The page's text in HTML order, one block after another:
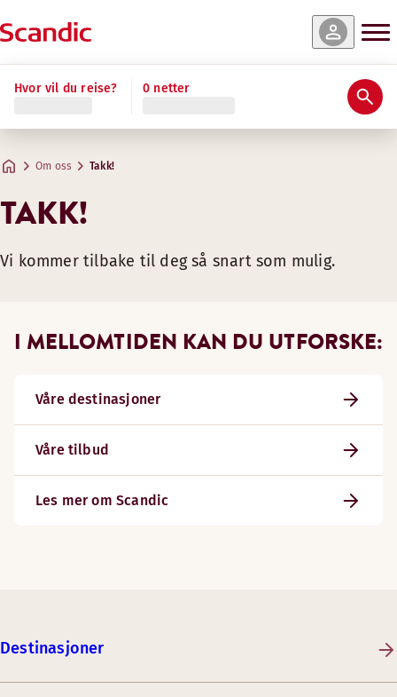
Hvor vil du reise? 0 netter
Om oss Takk!
TAKK!
Vi kommer tilbake til deg så snart som mulig.
I MELLOMTIDEN KAN DU UTFORSKE:
Våre destinasjoner
Våre tilbud
Les mer om Scandic
Destinasjoner